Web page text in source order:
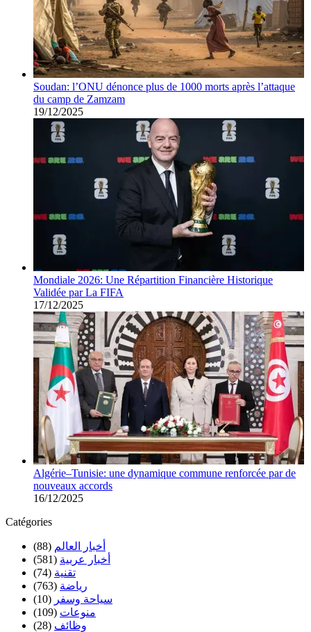
Soudan: l’ONU dénonce plus de 1000 morts après l’attaque
du camp de Zamzam
19/12/2025
Mondiale 2026: Une Répartition Financière Historique
Validée par La FIFA
17/12/2025
Algérie–Tunisie: une dynamique commune renforcée par de
nouveaux accords
16/12/2025
Catégories
أخبار العالم (88)
أخبار عربية (581)
تقنية (74)
رياضة (763)
سياحة وسفر (10)
منوعات (109)
وظائف (28)